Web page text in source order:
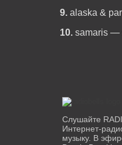
9. alaska &
10. samaris —
Слушайте
Интернет-
музыку. В